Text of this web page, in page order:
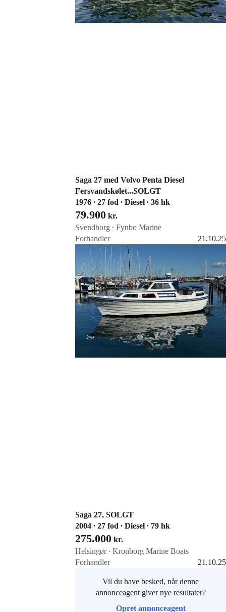
Saga 27 med Volvo Penta Diesel
Fersvandskølet...SOLGT
1976 ∙ 27 fod ∙ Diesel ∙ 36 hk
79.900 kr.
Svendborg ∙ Fynbo Marine
Forhandler
21.10.25
Føj til favoritter
Gå til annoncen
Saga 27, SOLGT
2004 ∙ 27 fod ∙ Diesel ∙ 79 hk
275.000 kr.
Helsingør ∙ Kronborg Marine Boats
Forhandler
21.10.25
Føj til favoritter
Vil du have besked, når denne
annonceagent giver nye resultater?
Opret annonceagent